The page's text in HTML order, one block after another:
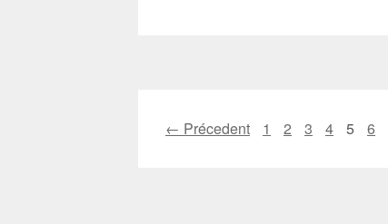
← Précedent 1 2 3 4 5 6